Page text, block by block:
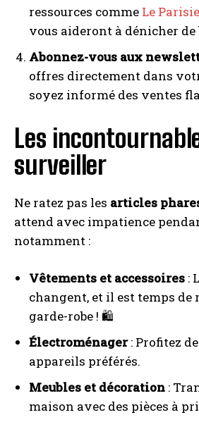
ressources comme Le
vous aideront à dénicher
Abonnez-vous aux
offres directement dans
soyez informé des ventes
Les
surveiller
Ne ratez pas les articles
attend avec impatience
notamment :
Vêtements et accessoires :
changent, et il est temps
garde-robe ! 🛍️
Électroménager: Profitez
appareils préférés.
Meubles et décoration :
maison avec des pièces à